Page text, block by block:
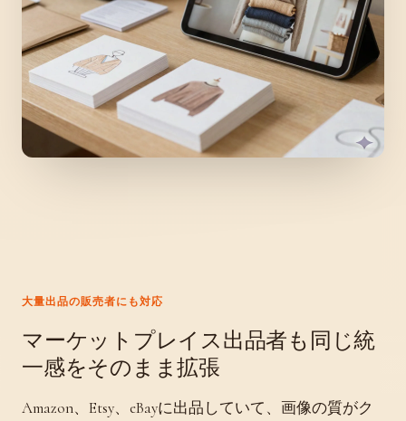
大量出品の販売者にも対応
マーケットプレイス出品者も同じ統
一感をそのまま拡張
Amazon、Etsy、eBayに出品していて、画像の質がク